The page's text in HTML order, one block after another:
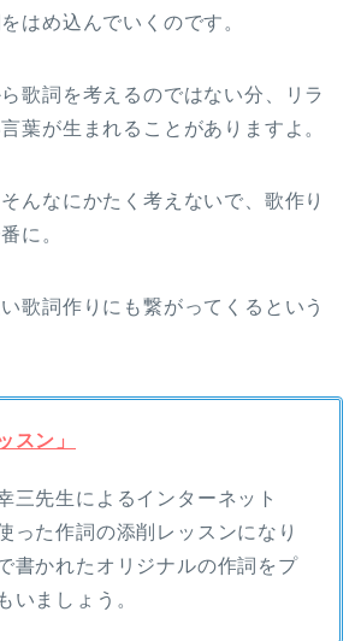
はめ込んでいくのです。
歌詞を考えるのではない分、リラ
葉が生まれることがありますよ。
んなにかたく考えないで、歌作り
に。
歌詞作りにも繋がってくるという
スン」
三先生によるインターネット
った作詞の添削レッスンになり
書かれたオリジナルの作詞をプ
いましょう。